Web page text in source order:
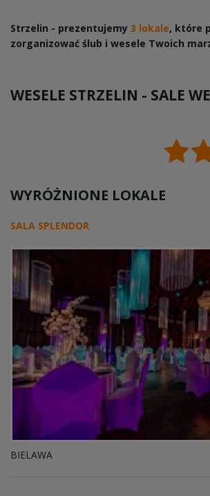
Strzelin - prezentujemy 3 lokale, które
zorganizować ślub i wesele Twoich
WESELE STRZELIN - SALE
WYRÓŻNIONE LOKALE
SALA SPLENDOR
BIELAWA